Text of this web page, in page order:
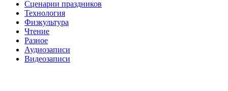
Сценарии праздников
Технология
Физкультура
Чтение
Разное
Аудиозаписи
Видеозаписи